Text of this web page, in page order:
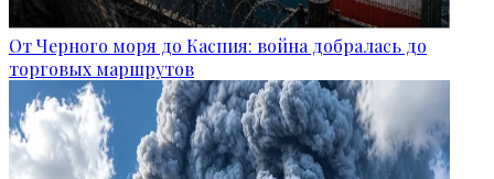
От Черного моря до Каспия: война добралась до
торговых маршрутов